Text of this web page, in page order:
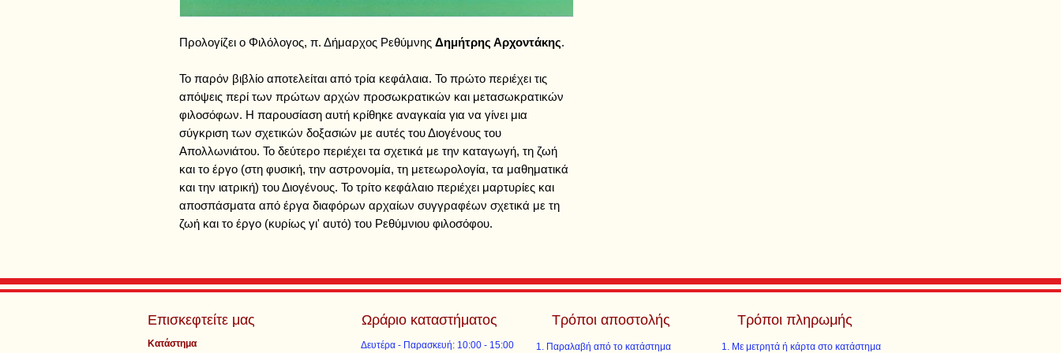
Προλογίζει ο Φιλόλογος, π. Δήμαρχος Ρεθύμνης Δημήτρης Αρχοντάκης.
Το παρόν βιβλίο αποτελείται από τρία κεφάλαια. Το πρώτο περιέχει τις
απόψεις περί των πρώτων αρχών προσωκρατικών και μετασωκρατικών
φιλοσόφων. Η παρουσίαση αυτή κρίθηκε αναγκαία για να γίνει μια
σύγκριση των σχετικών δοξασιών με αυτές του Διογένους του
Απολλωνιάτου. Το δεύτερο περιέχει τα σχετικά με την καταγωγή, τη ζωή
και το έργο (στη φυσική, την αστρονομία, τη μετεωρολογία, τα μαθηματικά
και την ιατρική) του Διογένους. Το τρίτο κεφάλαιο περιέχει μαρτυρίες και
αποσπάσματα από έργα διαφόρων αρχαίων συγγραφέων σχετικά με τη
ζωή και το έργο (κυρίως γι' αυτό) του Ρεθύμνιου φιλοσόφου.
Επισκεφτείτε μας
Κατάστημα
Ωράριο καταστήματος
Δευτέρα - Παρασκευή: 10:00 - 15:00
Τρόποι αποστολής
Παραλαβή από το κατάστημα
Τρόποι πληρωμής
Με μετρητά ή κάρτα στο κατάστημα